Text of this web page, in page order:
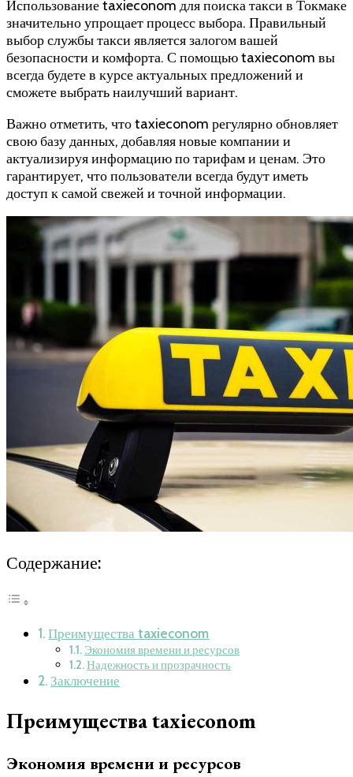
Использование taxieconom для поиска такси в Токмаке
значительно упрощает процесс выбора. Правильный
выбор службы такси является залогом вашей
безопасности и комфорта. С помощью taxieconom вы
всегда будете в курсе актуальных предложений и
сможете выбрать наилучший вариант.
Важно отметить, что taxieconom регулярно обновляет
свою базу данных, добавляя новые компании и
актуализируя информацию по тарифам и ценам. Это
гарантирует, что пользователи всегда будут иметь
доступ к самой свежей и точной информации.
Содержание:
Преимущества taxieconom
Экономия времени и ресурсов
Надежность и прозрачность
Заключение
Преимущества taxieconom
Экономия времени и ресурсов